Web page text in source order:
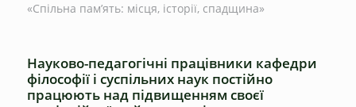
«Спільна пам’ять: місця, історії, спадщина»
Науково-педагогічні працівники кафедри
філософії і суспільних наук постійно
працюють над підвищенням своєї